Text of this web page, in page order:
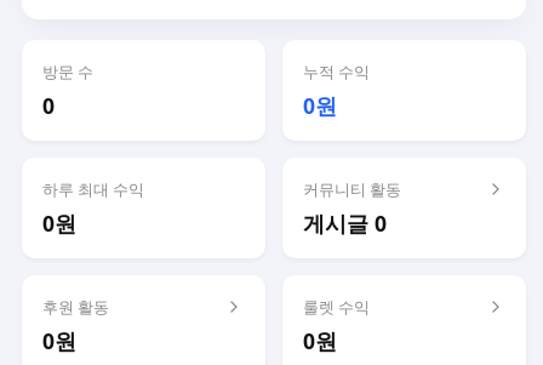
방문 수
0
누적 수익
0원
하루 최대 수익
0원
커뮤니티 활동
게시글 0
후원 활동
0원
룰렛 수익
0원